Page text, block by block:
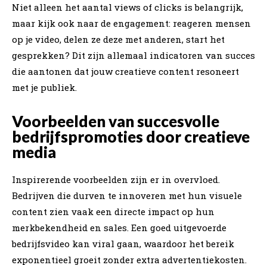
Niet alleen het aantal views of clicks is belangrijk,
maar kijk ook naar de engagement: reageren mensen
op je video, delen ze deze met anderen, start het
gesprekken? Dit zijn allemaal indicatoren van succes
die aantonen dat jouw creatieve content resoneert
met je publiek.
Voorbeelden van succesvolle
bedrijfspromoties door creatieve
media
Inspirerende voorbeelden zijn er in overvloed.
Bedrijven die durven te innoveren met hun visuele
content zien vaak een directe impact op hun
merkbekendheid en sales. Een goed uitgevoerde
bedrijfsvideo kan viral gaan, waardoor het bereik
exponentieel groeit zonder extra advertentiekosten.